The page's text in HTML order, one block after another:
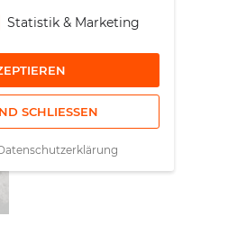
Statistik & Marketing
SCHLIESSEN